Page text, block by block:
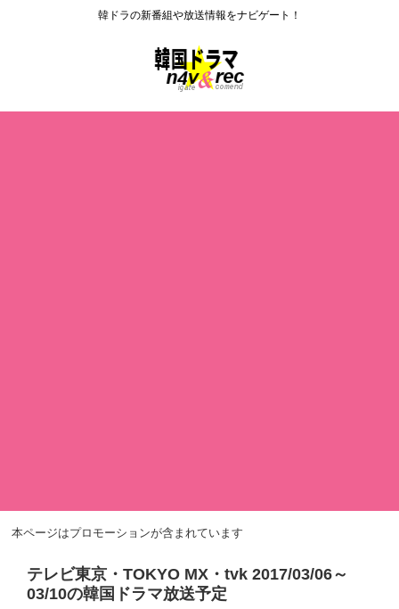
韓ドラの新番組や放送情報をナビゲート！
本ページはプロモーションが含まれています
テレビ東京・TOKYO MX・tvk 2017/03/06～
03/10の韓国ドラマ放送予定